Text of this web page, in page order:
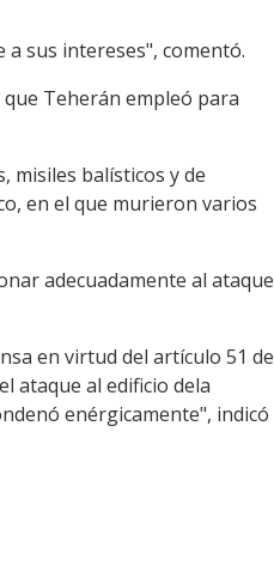
a sus intereses", comentó.
Teherán empleó para
misiles balísticos y de
en el que murieron varios
adecuadamente al ataque
en virtud del artículo 51 de
ataque al edificio dela
enérgicamente", indicó